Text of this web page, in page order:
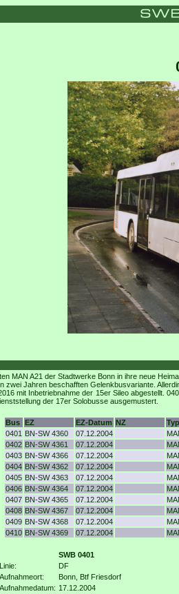
MAN A21 der Stadtwerke Bonn in ihre neue
zwei Jahren beschafften Gelenkbusvariante.
mit Inbetriebnahme der 15er Sileo abgestellt.
der 17er Solobusse ausgemustert.
Bus EZ EZ-Datum NZ Typ
0401 BN-SW 4360 07.12.2004
0402 BN-SW 4361 07.12.2004
0403 BN-SW 4366 07.12.2004
0404 BN-SW 4362 07.12.2004
0405 BN-SW 4363 07.12.2004
0406 BN-SW 4364 07.12.2004
0407 BN-SW 4365 07.12.2004
0408 BN-SW 4367 07.12.2004
0409 BN-SW 4368 07.12.2004
0410 BN-SW 4369 07.12.2004
SWB 0401
Linie:
DF
Aufnahmeort:
Bonn, Btf Friesdorf
Aufnahmedatum: 17.12.2004